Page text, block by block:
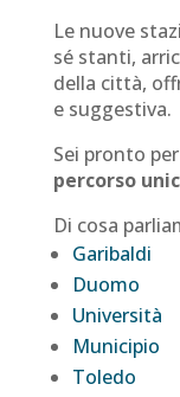
Le nuove
sé stanti,
della città,
e suggestiva.
Sei pronto
percorso
Di cosa
Garibaldi
Duomo
Università
Municipio
Toledo